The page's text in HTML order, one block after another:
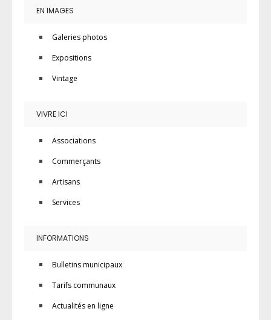
EN IMAGES
Galeries photos
Expositions
Vintage
VIVRE ICI
Associations
Commerçants
Artisans
Services
INFORMATIONS
Bulletins municipaux
Tarifs communaux
Actualités en ligne